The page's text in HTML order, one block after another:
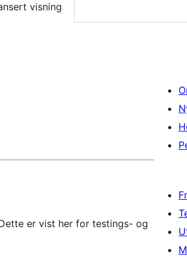
visning
er vist her for testings- og